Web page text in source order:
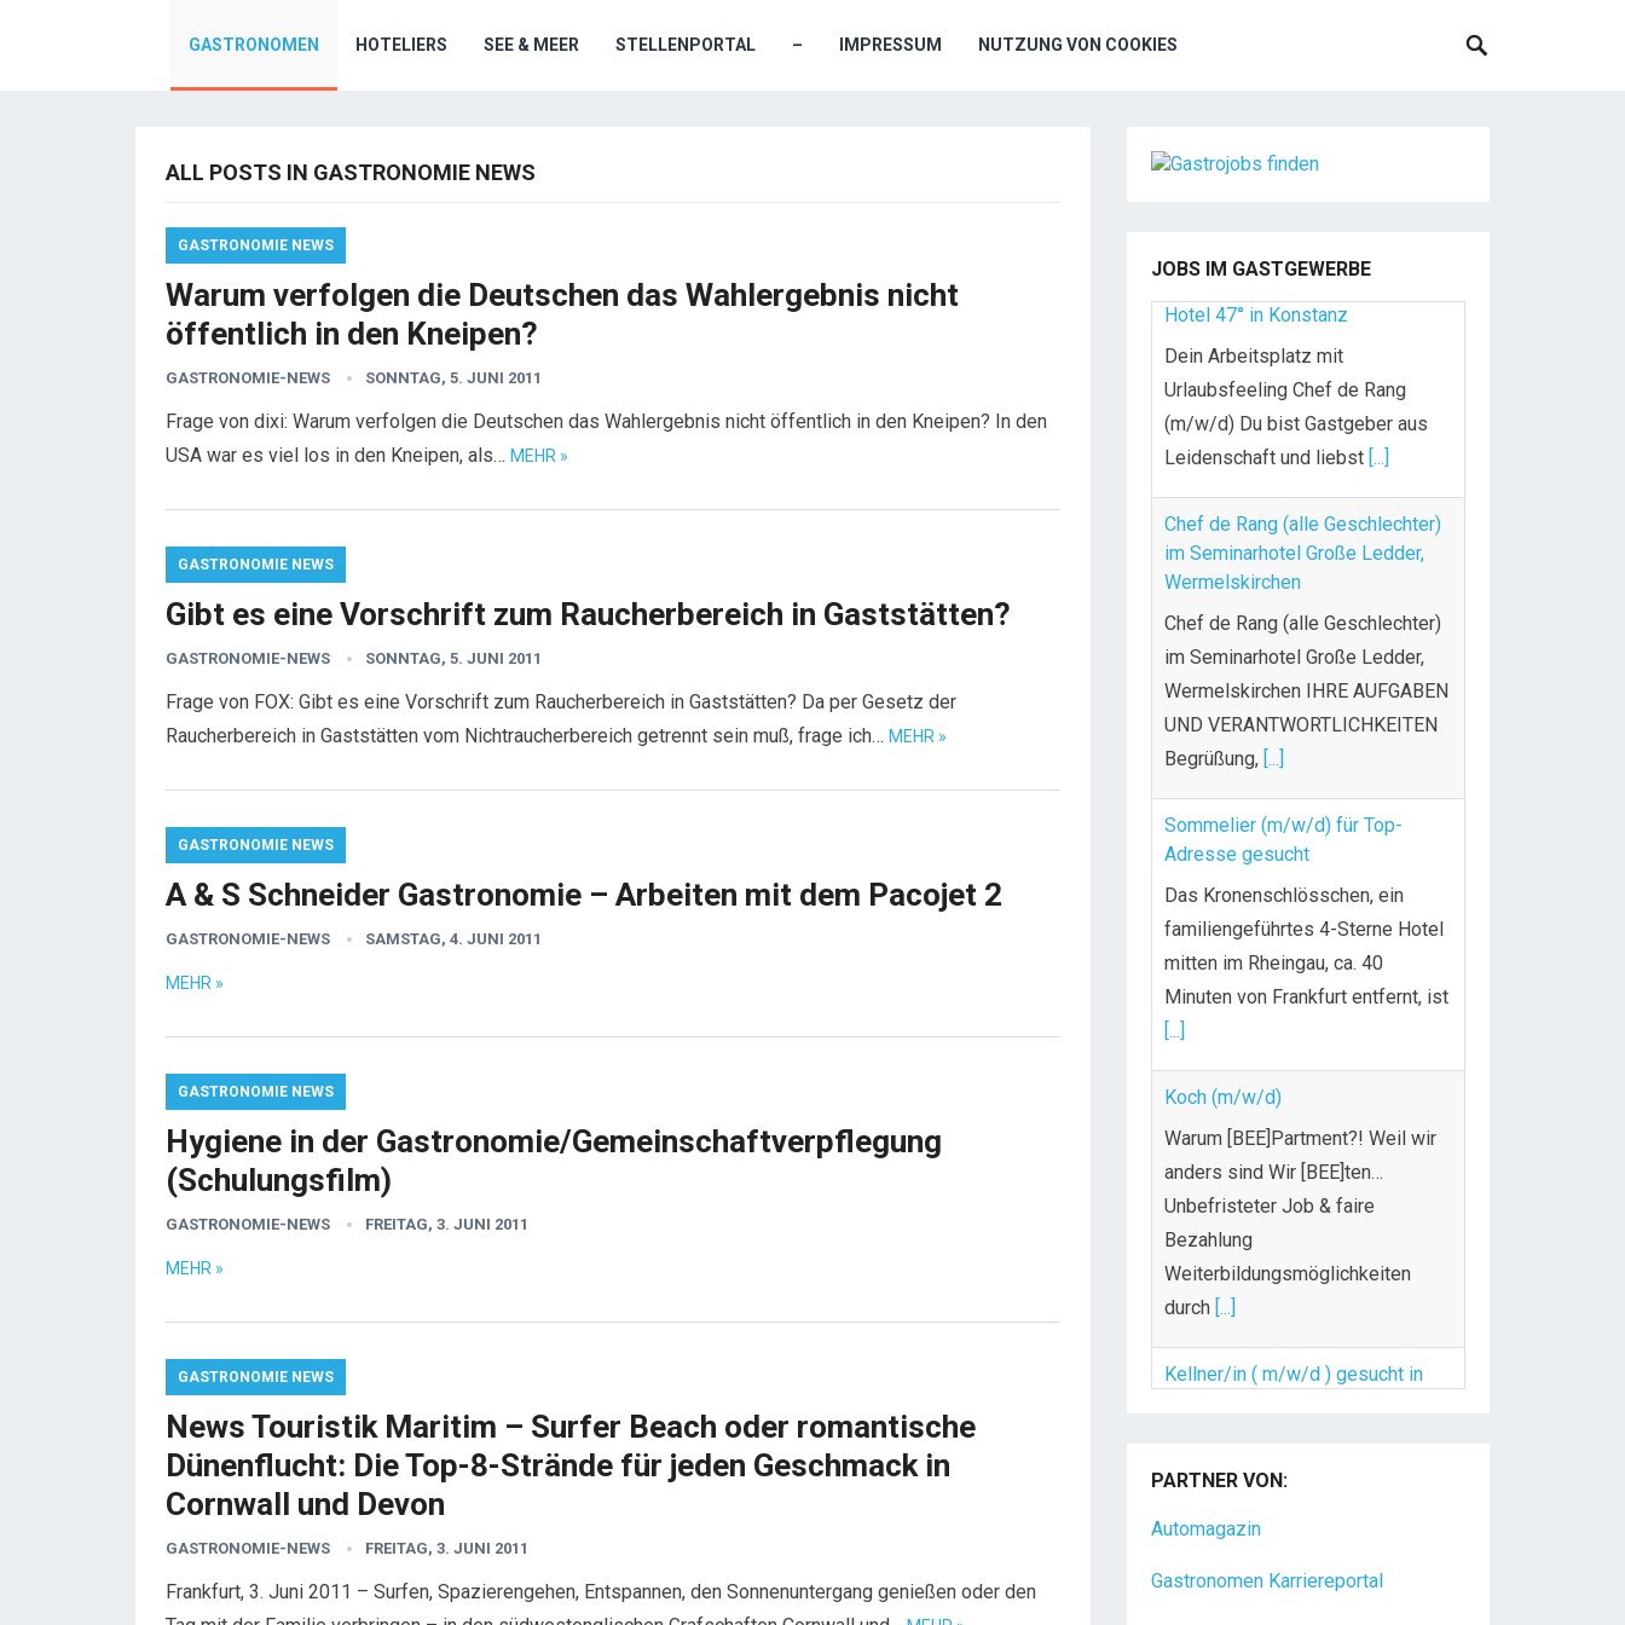
GASTRONOMEN HOTELIERS SEE & MEER STELLENPORTAL – IMPRESSUM NUTZUNG VON COOKIES
ALL POSTS IN GASTRONOMIE NEWS
GASTRONOMIE NEWS
Warum verfolgen die Deutschen das Wahlergebnis nicht
öffentlich in den Kneipen?
GASTRONOMIE-NEWS SONNTAG, 5. JUNI 2011
Frage von dixi: Warum verfolgen die Deutschen das Wahlergebnis nicht öffentlich in den Kneipen? In den
USA war es viel los in den Kneipen, als… MEHR »
GASTRONOMIE NEWS
Gibt es eine Vorschrift zum Raucherbereich in Gaststätten?
GASTRONOMIE-NEWS SONNTAG, 5. JUNI 2011
Frage von FOX: Gibt es eine Vorschrift zum Raucherbereich in Gaststätten? Da per Gesetz der
Raucherbereich in Gaststätten vom Nichtraucherbereich getrennt sein muß, frage ich… MEHR »
GASTRONOMIE NEWS
A & S Schneider Gastronomie – Arbeiten mit dem Pacojet 2
GASTRONOMIE-NEWS SAMSTAG, 4. JUNI 2011
MEHR »
GASTRONOMIE NEWS
Hygiene in der Gastronomie/Gemeinschaftverpflegung
(Schulungsfilm)
GASTRONOMIE-NEWS FREITAG, 3. JUNI 2011
MEHR »
GASTRONOMIE NEWS
News Touristik Maritim – Surfer Beach oder romantische
Dünenflucht: Die Top-8-Strände für jeden Geschmack in
Cornwall und Devon
GASTRONOMIE-NEWS FREITAG, 3. JUNI 2011
Frankfurt, 3. Juni 2011 – Surfen, Spazierengehen, Entspannen, den Sonnenuntergang genießen oder den
JOBS IM GASTGEWERBE
Hotel 47° in Konstanz
(m/w/d) Du bist Gastgeber aus
Chef de Rang (alle Geschlechter)
im Seminarhotel Große Ledder,
Wermelskirchen
Chef de Rang (alle Geschlechter)
Wermelskirchen IHRE AUFGABEN
UND VERANTWORTLICHKEITEN
Begrüßung,[...]
Sommelier (m/w/d) für Top-
Adresse gesucht
Das Kronenschlösschen, ein
familiengeführtes 4-Sterne Hotel
mitten im Rheingau, ca. 40
Minuten von Frankfurt entfernt, ist
[...]
Koch (m/w/d)
Warum [BEE]Partment?! Weil wir
anders sind Wir [BEE]ten…
Unbefristeter Job & faire
Bezahlung
Weiterbildungsmöglichkeiten
durch[...]
Kellner/in ( m/w/d ) gesucht in
Grafing bei München
Für unser Restaurant suchen wir
zum nächst mgl. Zeitpunkt Kellner
m/w/d. Der Wirt und sein[...]
PARTNER VON:
Automagazin
Gastronomen Karriereportal